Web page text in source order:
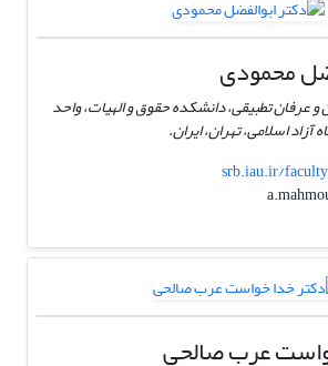
محمودی
و عرفان تطبیقی، دانشکده حقوق و الهیات، واحد
اسلامی، تهران، ایران.
srb.iau.ir/
عرب صالحی